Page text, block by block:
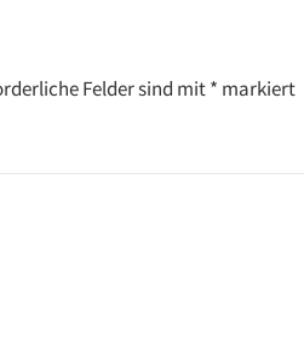
Felder sind mit* markiert